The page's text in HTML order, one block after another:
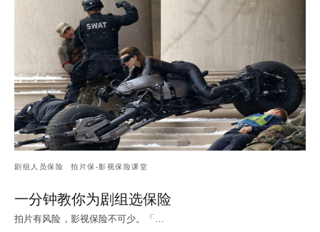
剧组人员保险 拍片保-影视保险课堂
一分钟教你为剧组选保险
拍片有风险，影视保险不可少。「…